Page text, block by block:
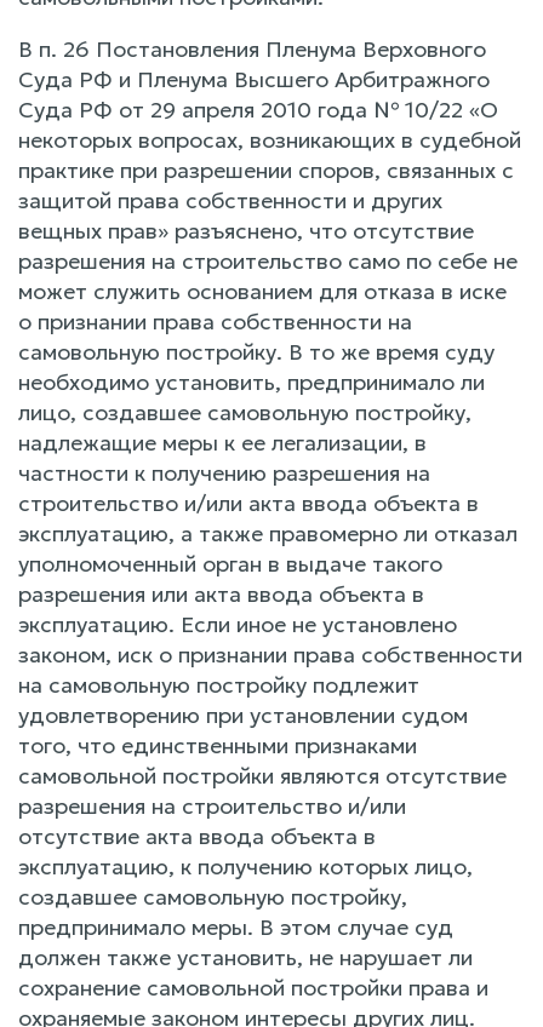
В п. 26 Постановления Пленума Верховного
Суда РФ и Пленума Высшего Арбитражного
Суда РФ от 29 апреля 2010 года № 10/22 «О
некоторых вопросах, возникающих в судебной
практике при разрешении споров, связанных с
защитой права собственности и других
вещных прав» разъяснено, что отсутствие
разрешения на строительство само по себе не
может служить основанием для отказа в иске
о признании права собственности на
самовольную постройку. В то же время суду
необходимо установить, предпринимало ли
лицо, создавшее самовольную постройку,
надлежащие меры к ее легализации, в
частности к получению разрешения на
строительство и/или акта ввода объекта в
эксплуатацию, а также правомерно ли отказал
уполномоченный орган в выдаче такого
разрешения или акта ввода объекта в
эксплуатацию. Если иное не установлено
законом, иск о признании права собственности
на самовольную постройку подлежит
удовлетворению при установлении судом
того, что единственными признаками
самовольной постройки являются отсутствие
разрешения на строительство и/или
отсутствие акта ввода объекта в
эксплуатацию, к получению которых лицо,
создавшее самовольную постройку,
предпринимало меры. В этом случае суд
должен также установить, не нарушает ли
сохранение самовольной постройки права и
охраняемые законом интересы других лиц.